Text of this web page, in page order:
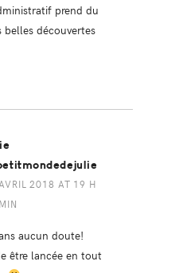
prend du
découvertes
2018 AT 19 H
aucun doute!
être lancée en tout